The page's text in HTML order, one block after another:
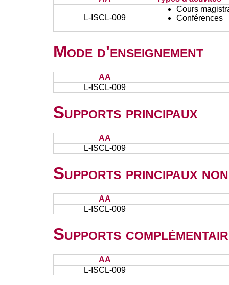
L-ISCL-009
Cours
Conférences
Mode d'enseignement
AA
L-ISCL-009
Supports principaux
AA
L-ISCL-009
Supports principaux
AA
L-ISCL-009
Supports
AA
L-ISCL-009